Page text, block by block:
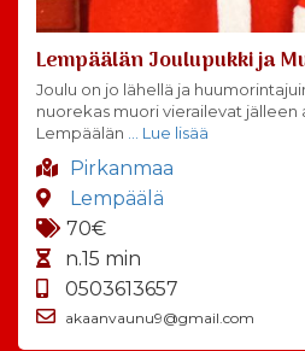
Lempäälän Joulupukki ja
Joulu on jo lähellä ja
nuorekas muori vierailevat jälleen
Lempäälän … Lue lisää
Pirkanmaa
Lempäälä
70€
n.15 min
0503613657
akaanvaunu9@gmail.com